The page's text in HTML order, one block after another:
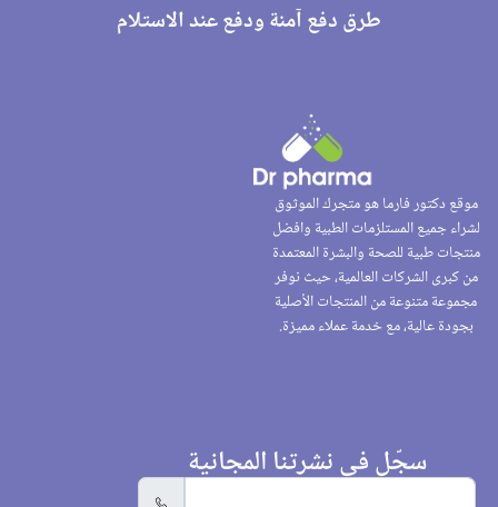
طرق دفع آمنة ودفع عند الاستلام
موقع دكتور فارما هو متجرك الموثوق
لشراء جميع المستلزمات الطبية وافضل
منتجات طبية للصحة والبشرة المعتمدة
من كبرى الشركات العالمية، حيث نوفر
مجموعة متنوعة من المنتجات الأصلية
بجودة عالية، مع خدمة عملاء مميزة.
سجّل في نشرتنا المجانية